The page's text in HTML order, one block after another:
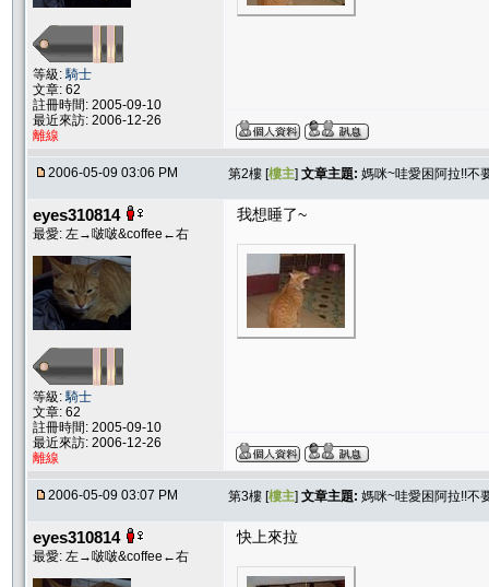
等級:騎士
文章: 62
註冊時間: 2005-09-10
最近來訪: 2006-12-26
離線
2006-05-09 03:06 PM 第2樓 [樓主] 文章主題: 媽咪~哇愛困阿拉!!不
eyes310814
最愛: 左→啵啵&coffee←右
等級:騎士
文章: 62
註冊時間: 2005-09-10
最近來訪: 2006-12-26
離線
我想睡了~
2006-05-09 03:07 PM 第3樓 [樓主] 文章主題: 媽咪~哇愛困阿拉!!不
eyes310814
最愛: 左→啵啵&coffee←右
快上來拉